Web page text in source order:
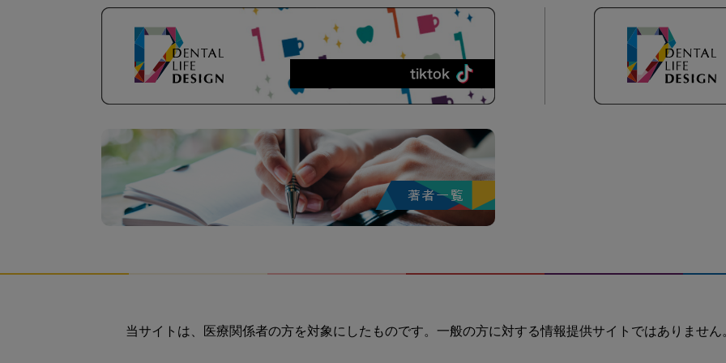
当サイトは、医療関係者の方を対象にしたものです。一般の方に対する情報提供サイトではありません